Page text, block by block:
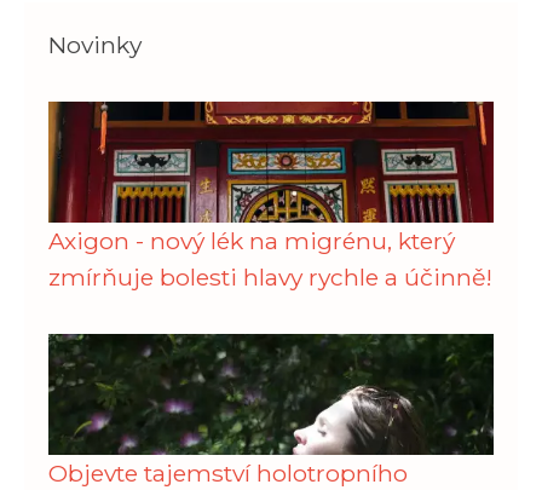
Novinky
Axigon - nový lék na migrénu, který
zmírňuje bolesti hlavy rychle a účinně!
Objevte tajemství holotropního